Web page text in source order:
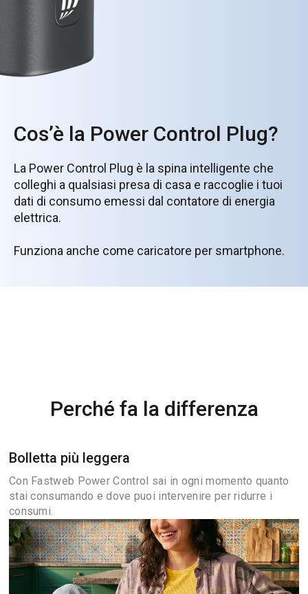
Cos’è la Power Control Plug?
La Power Control Plug è la spina intelligente che
colleghi a qualsiasi presa di casa e raccoglie i tuoi
dati di consumo emessi dal contatore di energia
elettrica.
Funziona anche come caricatore per smartphone.
Perché fa la differenza
Bolletta più leggera
Con Fastweb Power Control sai in ogni momento quanto
stai consumando e dove puoi intervenire per ridurre i
consumi.